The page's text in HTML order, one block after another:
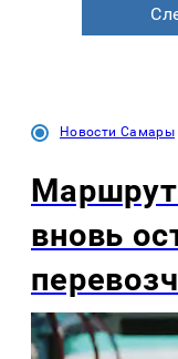
Новости Самары
вновь